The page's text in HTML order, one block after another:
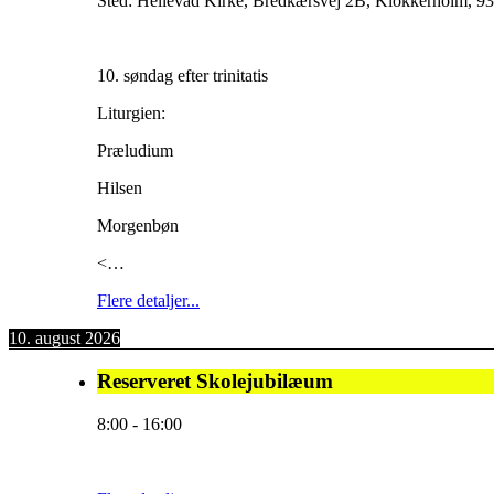
10. søndag efter trinitatis
Liturgien:
Præludium
Hilsen
Morgenbøn
<…
Flere detaljer...
10. august 2026
Reserveret Skolejubilæum
8:00 - 16:00